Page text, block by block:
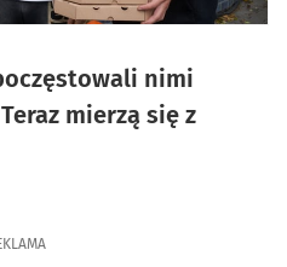
nimi
mierzą się z